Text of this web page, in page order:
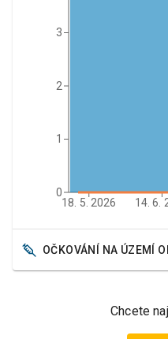
18. 5. 2026 14. 6.
0
1
2
3
OČKOVÁNÍ NA ÚZEMÍ
Chcete